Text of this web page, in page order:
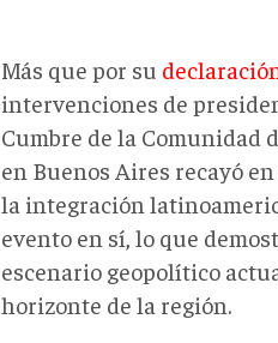
Más que por su
intervenciones de
Cumbre de la Comunidad
en Buenos Aires recayó
la integración
evento en sí, lo que
escenario geopolítico
horizonte de la región.